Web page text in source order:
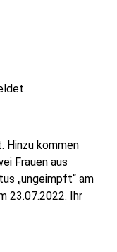
Hinzu kommen
Frauen aus
„ungeimpft“ am
23.07.2022. Ihr